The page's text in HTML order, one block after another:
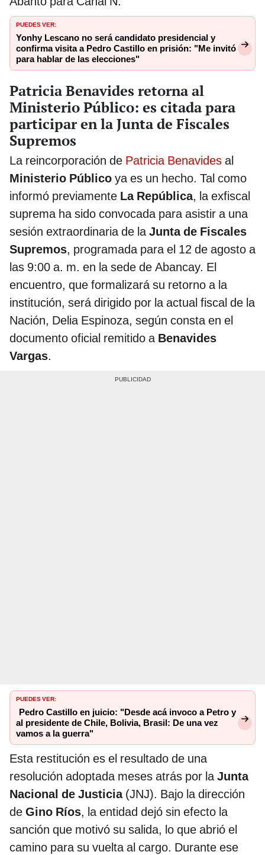
PUEDES VER:
Yonhy Lescano no será candidato presidencial y
confirma visita a Pedro Castillo en prisión: "Me invitó
para hablar de las elecciones"
Patricia Benavides retorna al
Ministerio Público: es citada para
participar en la Junta de Fiscales
Supremos
La reincorporación de Patricia Benavides al
Ministerio Público ya es un hecho. Tal como
informó previamente La República, la exfiscal
suprema ha sido convocada para asistir a una
sesión extraordinaria de laJunta de Fiscales
Supremos, programada para el 12 de agosto a
las 9:00 a. m. en la sede de Abancay. El
encuentro, que formalizará su retorno a la
institución, será dirigido por la actual fiscal de la
Nación, Delia Espinoza, según consta en el
documento oficial remitido a Benavides
Vargas.
PUEDES VER:
Pedro Castillo en juicio: "Desde acá invoco a Petro y
al presidente de Chile, Bolivia, Brasil: De una vez
vamos a la guerra"
Esta restitución es el resultado de una
resolución adoptada meses atrás por laJunta
Nacional de Justicia(JNJ). Bajo la dirección
de Gino Ríos, la entidad dejó sin efecto la
sanción que motivó su salida, lo que abrió el
camino para su vuelta al cargo. Durante ese